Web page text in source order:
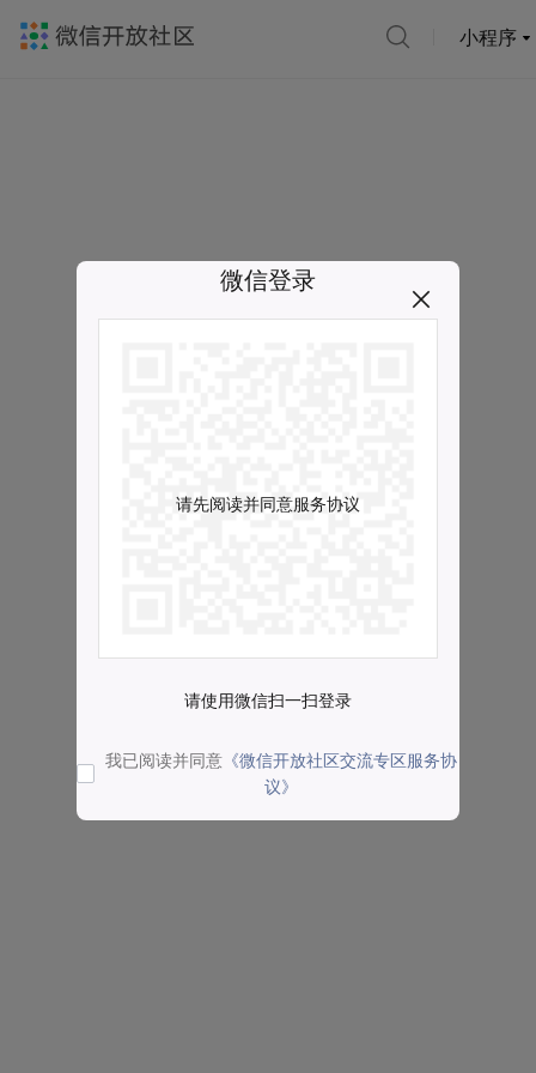
小程序
微信登录
请先阅读并同意服务协议
请使用微信扫一扫登录
我已阅读并同意 《微信开放社区交流专区服务协
议》